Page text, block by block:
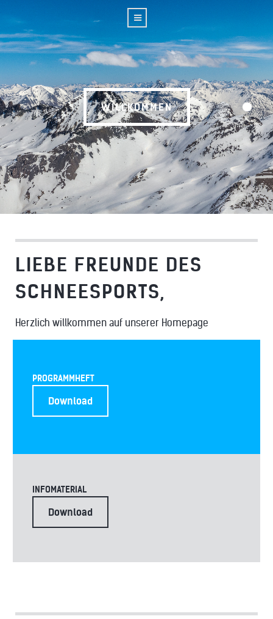
WILLKOMMEN
WILLKOMMEN
LIEBE FREUNDE DES
SCHNEESPORTS,
Herzlich willkommen auf unserer Homepage
PROGRAMMHEFT
Download
INFOMATERIAL
Download